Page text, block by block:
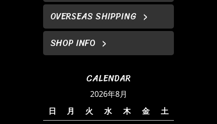
OVERSEAS SHIPPING
SHOP INFO
CALENDAR
2026年8月
日
月 火 水 木 金 土